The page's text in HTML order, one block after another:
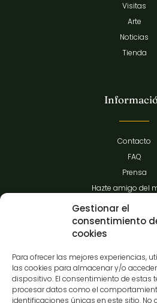
Gestionar el
consentimiento
cookies
Para ofrecer las mejores experiencias,
las cookies para almacenar y/o
dispositivo. El consentimiento de estas
procesar datos como el
identificaciones únicas en este sitio. No
Visitas
Arte
Noticias
Tienda
Contacto
FAQ
Prensa
Hazte amigo del
Transparencia
C/